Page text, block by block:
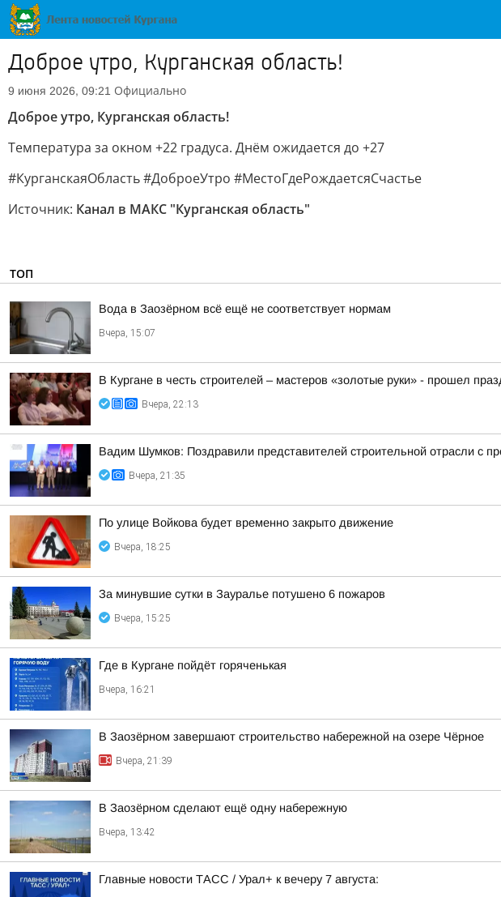
Доброе утро, Курганская область!
9 июня 2026, 09:21 Официально
Доброе утро, Курганская область!
Температура за окном +22 градуса. Днём ожидается до +27
#КурганскаяОбласть #ДоброеУтро #МестоГдеРождаетсяСчастье
Источник: Канал в МАКС "Курганская область"
ТОП
Вода в Заозёрном всё ещё не соответствует нормам
Вчера, 15:07
В Кургане в честь строителей – мастеров «золотые руки» - прошел
Вчера, 22:13
Вадим Шумков: Поздравили представителей строительной отрасли с
Вчера, 21:35
По улице Войкова будет временно закрыто движение
Вчера, 18:25
За минувшие сутки в Зауралье потушено 6 пожаров
Вчера, 15:25
Где в Кургане пойдёт горяченькая
Вчера, 16:21
В Заозёрном завершают строительство набережной на озере Чёрное
Вчера, 21:39
В Заозёрном сделают ещё одну набережную
Вчера, 13:42
Главные новости ТАСС / Урал+ к вечеру 7 августа: